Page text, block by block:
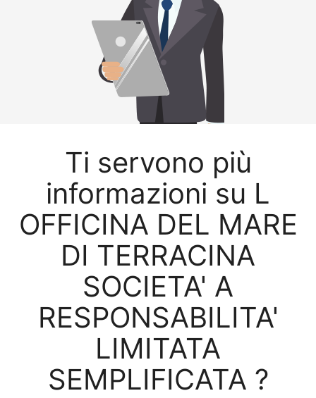
Ti servono più
informazioni su L
OFFICINA DEL MARE
DI TERRACINA
SOCIETA' A
RESPONSABILITA'
LIMITATA
SEMPLIFICATA ?